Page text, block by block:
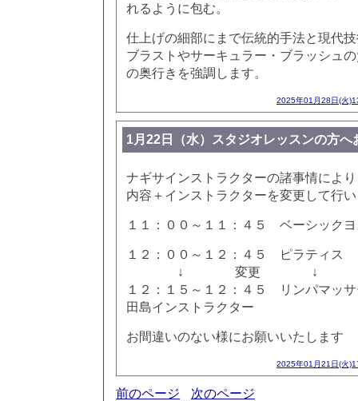
れるように包む。
仕上げの細部にまで伝統的手法と現代
ブラストやサーキュラー・ブラッシュ
の奥行きを強調します。
2025年01月28日(火
1月22日（水）スタジオレッスンの方へ
ナギサインストラクターの諸事情によ
内容＋インストラクターを変更して行
１１：００～１１：４５ ベーシッ
１２：００～１２：４５ ピラティス
↓ 変更 ↓
１２：１５～１２：４５ リンパマッ
田島インストラクター
お間違いのない様にお願いいたします
2025年01月21日(火
前のページ
次のページ